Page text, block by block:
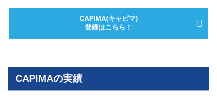
CAPIMA(キャピマ)
登録はこちら！
CAPIMAの実績